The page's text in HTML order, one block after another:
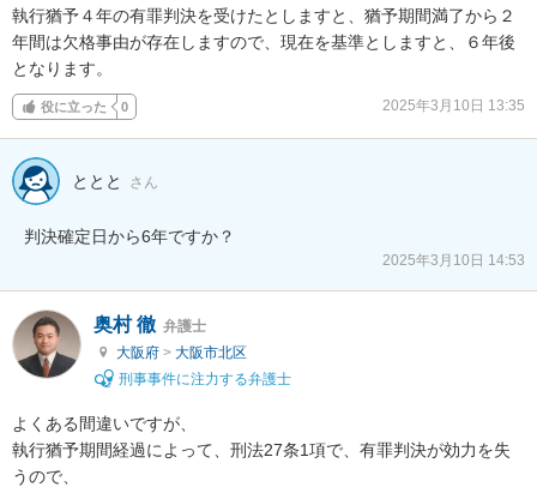
執行猶予４年の有罪判決を受けたとしますと、猶予期間満了から２
年間は欠格事由が存在しますので、現在を基準としますと、６年後
となります。
役に立った 0 2025年3月10日 13:35
ととと さん
判決確定日から6年ですか？
2025年3月10日 14:53
奥村 徹 弁護士
大阪府 > 大阪市北区
刑事事件に注力する弁護士
よくある間違いですが、
執行猶予期間経過によって、刑法27条1項で、有罪判決が効力を失
うので、